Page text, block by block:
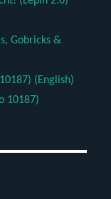
Gobricks &
(English)
10187)